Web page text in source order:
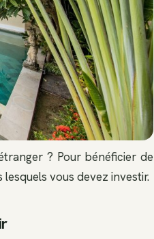
? Pour bénéficier de
vous devez investir.